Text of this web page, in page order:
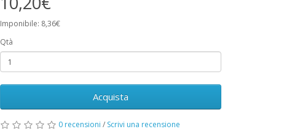
Imponibile: 8,36€
Qtà
Acquista
0 recensioni / Scrivi una recensione